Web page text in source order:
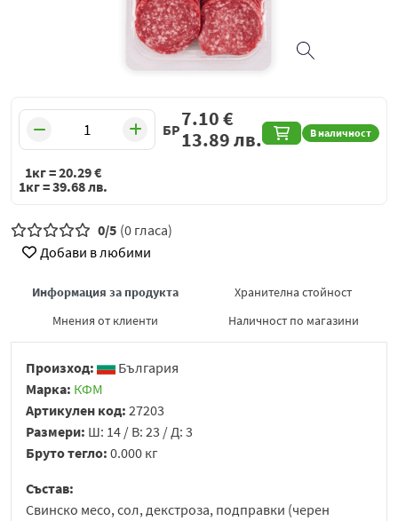
БР В наличност
7.10€
13.89лв.
1кг =20.29€
1кг =39.68лв.
0/5 (0 гласа)
Добави в любими
Информация за продукта
Хранителна стойност
Мнения от клиенти
Наличност по магазини
Произход:
България
Марка: КФМ
Артикулен код: 27203
Размери: Ш: 14 / В: 23 / Д: 3
Бруто тегло: 0.000 кг
Състав:
Свинско месо, сол, декстроза, подправки (черен